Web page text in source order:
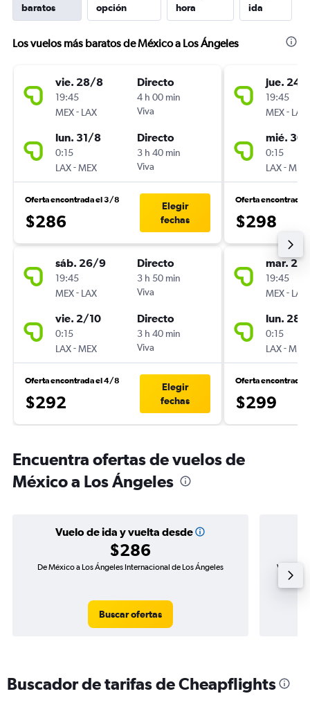
baratos
opción
hora
ida
Los vuelos más baratos de México a Los Ángeles
vie. 28/8
19:45
MEX- LAX
Directo
4 h 00 min
Viva
lun. 31/8
0:15
LAX-MEX
Directo
3 h 40 min
Viva
Oferta encontrada el 3/8
$286
Elegir
fechas
sáb. 26/9
19:45
MEX- LAX
Directo
3 h 50 min
Viva
vie. 2/10
0:15
LAX-MEX
Directo
3 h 40 min
Viva
Oferta encontrada el 4/8
$292
Elegir
fechas
jue. 24/
19:45
MEX- LAX
mié.
0:15
LAX-MEX
Oferta encontrada
$298
mar.
19:45
MEX- LAX
lun. 28/
0:15
LAX-MEX
Oferta encontrada
$299
Encuentra ofertas de vuelos de
México a Los Ángeles
Vuelo de ida y vuelta desde
$286
De México a Los Ángeles Internacional de Los Ángeles
Buscar ofertas
Vuelo de
Buscador de tarifas de Cheapflights